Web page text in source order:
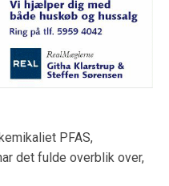
PFAS,
det fulde overblik over,